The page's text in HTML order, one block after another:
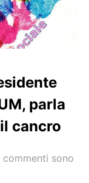
parla
cancro
commenti sono